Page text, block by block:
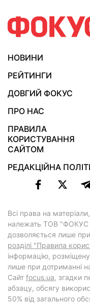
НОВИНИ
РЕЙТИНГИ
ДОВГИЙ ФОКУС
ПРО НАС
ПРАВИЛА
КОРИСТУВАННЯ
САЙТОМ
РЕДАКЦІЙНА
Всі права на
належать ТОВ "ФОКУС
дозволяється лише
розділі "Правила
інформацію,
лише при дотриманні
Cайт focus.ua, згадки
абзацу, обсягу
50% від загального